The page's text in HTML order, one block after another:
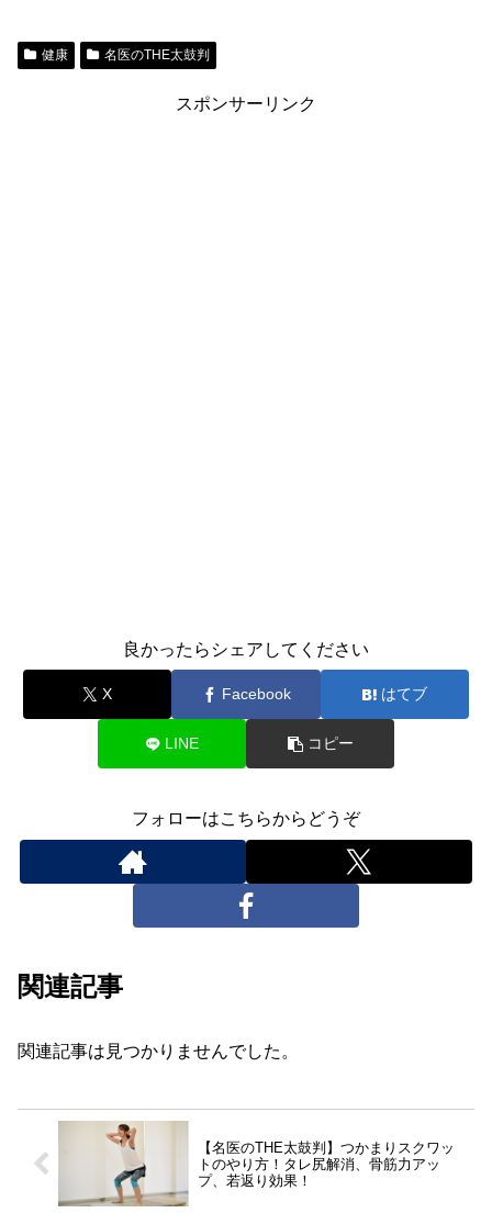
健康 名医のTHE太鼓判
スポンサーリンク
良かったらシェアしてください
X Facebook はてブ
LINE コピー
フォローはこちらからどうぞ
関連記事
関連記事は見つかりませんでした。
【名医のTHE太鼓判】つかまりスクワッ
トのやり方！タレ尻解消、骨筋力アッ
プ、若返り効果！